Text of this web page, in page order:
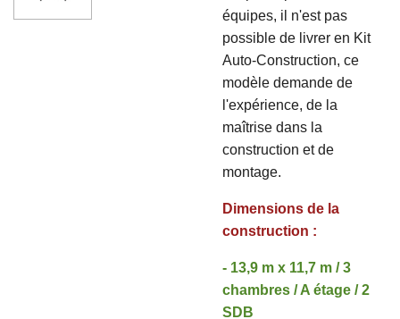
équipes, il n'est pas
possible de livrer en Kit
Auto-Construction, ce
modèle demande de
l'expérience, de la
maîtrise dans la
construction et de
montage.
Dimensions de la
construction :
- 13,9 m x 11,7 m / 3
chambres / A étage / 2
SDB